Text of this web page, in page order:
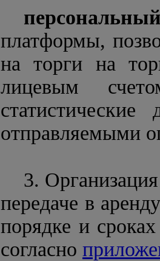
платформы,
на торги на
лицевым
отправляемыми
3.
передаче в
порядке и
согласно